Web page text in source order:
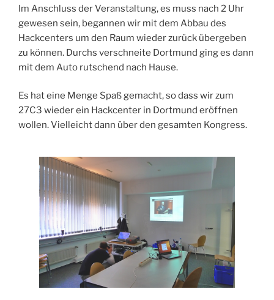
Im Anschluss der Veranstaltung, es muss nach 2 Uhr
gewesen sein, begannen wir mit dem Abbau des
Hackcenters um den Raum wieder zurück übergeben
zu können. Durchs verschneite Dortmund ging es dann
mit dem Auto rutschend nach Hause.
Es hat eine Menge Spaß gemacht, so dass wir zum
27C3 wieder ein Hackcenter in Dortmund eröffnen
wollen. Vielleicht dann über den gesamten Kongress.